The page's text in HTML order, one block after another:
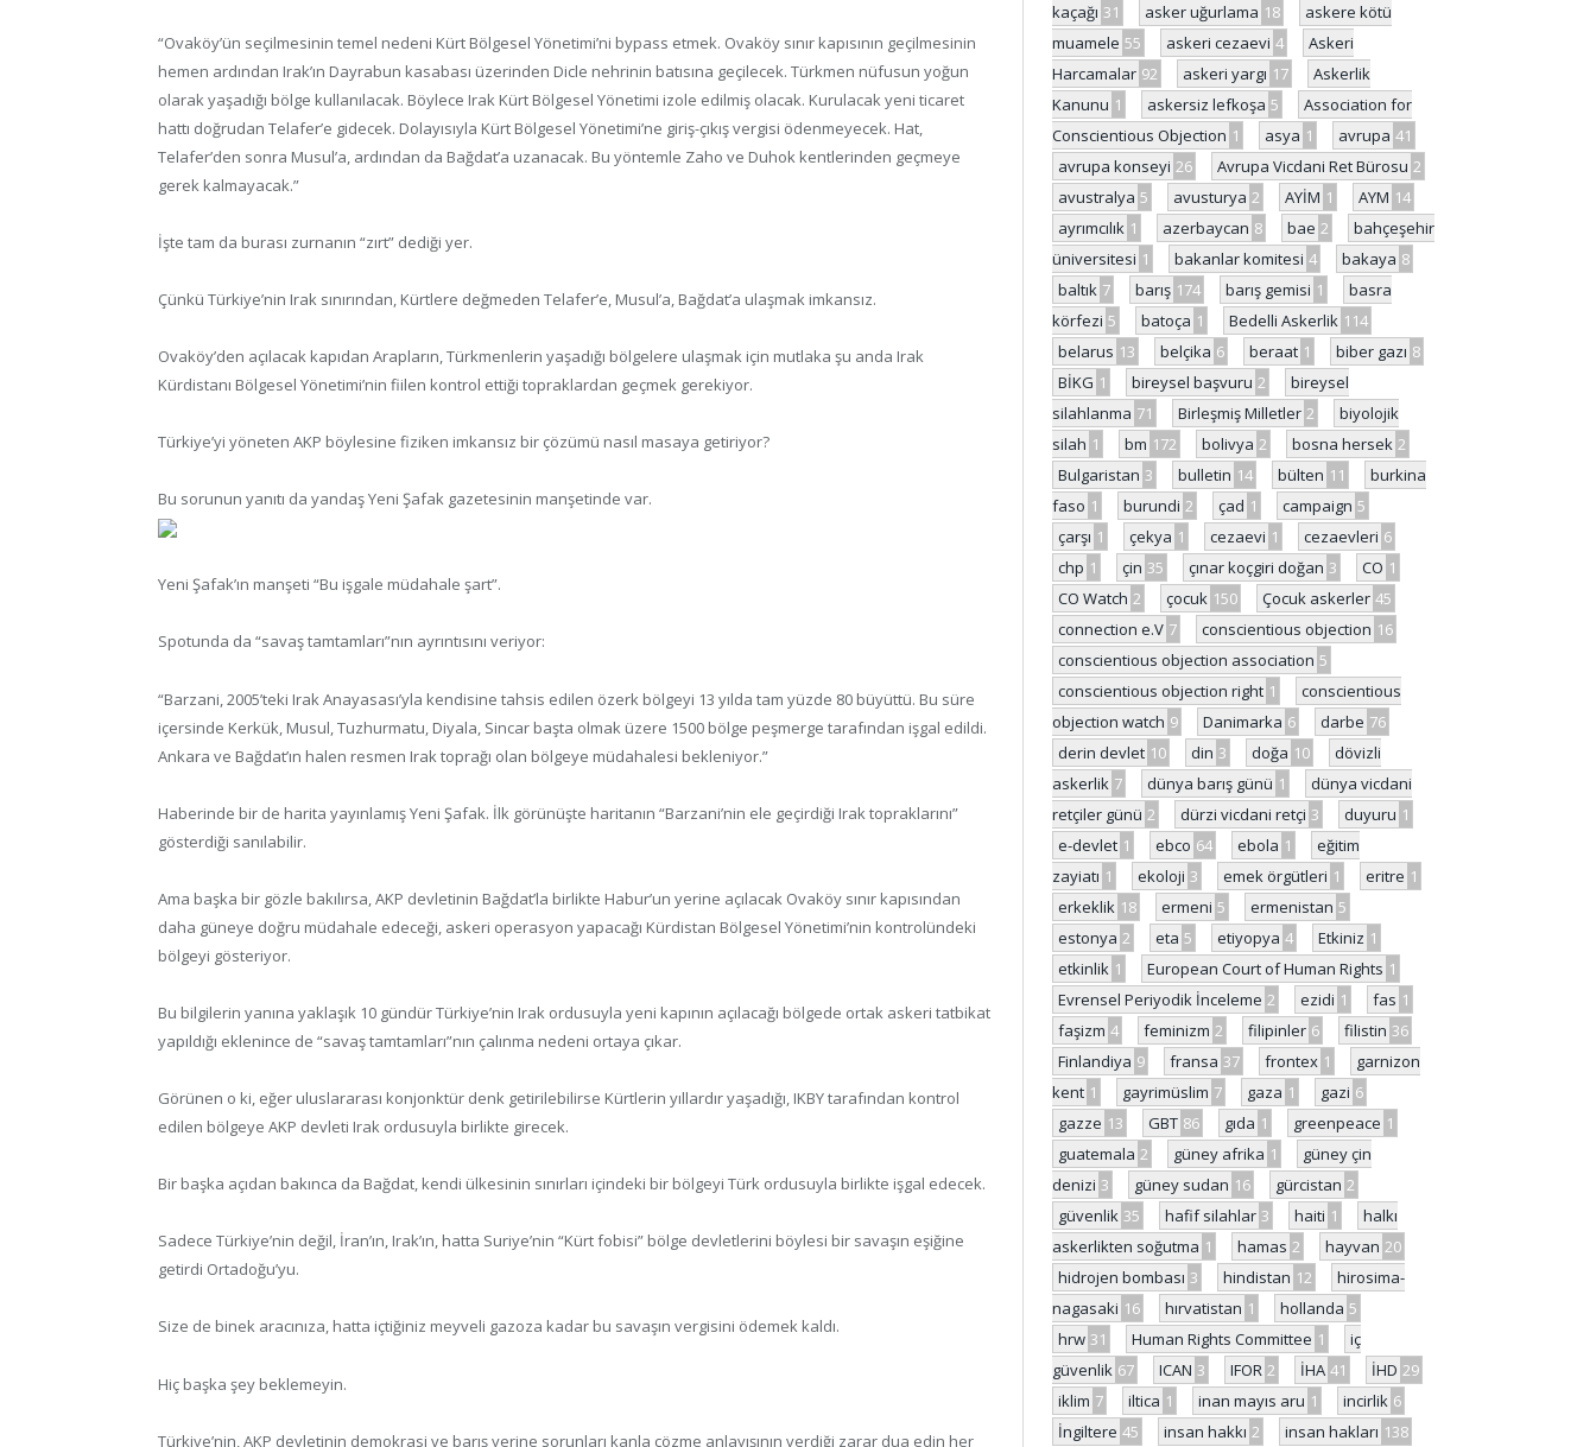
“Ovaköy’ün seçilmesinin temel nedeni Kürt Bölgesel Yönetimi’ni bypass etmek. Ovaköy sınır kapısının geçilmesinin
hemen ardından Irak’ın Dayrabun kasabası üzerinden Dicle nehrinin batısına geçilecek. Türkmen nüfusun yoğun
olarak yaşadığı bölge kullanılacak. Böylece Irak Kürt Bölgesel Yönetimi izole edilmiş olacak. Kurulacak yeni ticaret
hattı doğrudan Telafer’e gidecek. Dolayısıyla Kürt Bölgesel Yönetimi’ne giriş-çıkış vergisi ödenmeyecek. Hat,
Telafer’den sonra Musul’a, ardından da Bağdat’a uzanacak. Bu yöntemle Zaho ve Duhok kentlerinden geçmeye
gerek kalmayacak.”
İşte tam da burası zurnanın “zırt” dediği yer.
Çünkü Türkiye’nin Irak sınırından, Kürtlere değmeden Telafer’e, Musul’a, Bağdat’a ulaşmak imkansız.
Ovaköy’den açılacak kapıdan Arapların, Türkmenlerin yaşadığı bölgelere ulaşmak için mutlaka şu anda Irak
Kürdistanı Bölgesel Yönetimi’nin fiilen kontrol ettiği topraklardan geçmek gerekiyor.
Türkiye’yi yöneten AKP böylesine fiziken imkansız bir çözümü nasıl masaya getiriyor?
Bu sorunun yanıtı da yandaş Yeni Şafak gazetesinin manşetinde var.
Yeni Şafak’ın manşeti “Bu işgale müdahale şart”.
Spotunda da “savaş tamtamları”nın ayrıntısını veriyor:
“Barzani, 2005’teki Irak Anayasası’yla kendisine tahsis edilen özerk bölgeyi 13 yılda tam yüzde 80 büyüttü. Bu süre
içersinde Kerkük, Musul, Tuzhurmatu, Diyala, Sincar başta olmak üzere 1500 bölge peşmerge tarafından işgal edildi.
Ankara ve Bağdat’ın halen resmen Irak toprağı olan bölgeye müdahalesi bekleniyor.”
Haberinde bir de harita yayınlamış Yeni Şafak. İlk görünüşte haritanın “Barzani’nin ele geçirdiği Irak topraklarını”
gösterdiği sanılabilir.
Ama başka bir gözle bakılırsa, AKP devletinin Bağdat’la birlikte Habur’un yerine açılacak Ovaköy sınır kapısından
daha güneye doğru müdahale edeceği, askeri operasyon yapacağı Kürdistan Bölgesel Yönetimi’nin kontrolündeki
bölgeyi gösteriyor.
Bu bilgilerin yanına yaklaşık 10 gündür Türkiye’nin Irak ordusuyla yeni kapının açılacağı bölgede ortak askeri tatbikat
yapıldığı eklenince de “savaş tamtamları”nın çalınma nedeni ortaya çıkar.
Görünen o ki, eğer uluslararası konjonktür denk getirilebilirse Kürtlerin yıllardır yaşadığı, IKBY tarafından kontrol
edilen bölgeye AKP devleti Irak ordusuyla birlikte girecek.
Bir başka açıdan bakınca da Bağdat, kendi ülkesinin sınırları içindeki bir bölgeyi Türk ordusuyla birlikte işgal edecek.
Sadece Türkiye’nin değil, İran’ın, Irak’ın, hatta Suriye’nin “Kürt fobisi” bölge devletlerini böylesi bir savaşın eşiğine
getirdi Ortadoğu’yu.
Size de binek aracınıza, hatta içtiğiniz meyveli gazoza kadar bu savaşın vergisini ödemek kaldı.
Hiç başka şey beklemeyin.
Türkiye’nin, AKP devletinin demokrasi ve barış yerine sorunları kanla çözme anlayışının verdiği zarar dua edin her
kaçağı 31 asker uğurlama 18
askere kötü
muamele 55 askeri cezaevi 4
Askeri
Harcamalar 92 askeri yargı 17
Askerlik
Kanunu 1 askersiz lefkoşa 5
Association for
Conscientious Objection 1 asya 1 avrupa 41
avrupa konseyi 26 Avrupa Vicdani Ret Bürosu 2
avustralya 5 avusturya 2 AYİM 1 AYM 14
ayrımcılık 1 azerbaycan 8 bae 2
bahçeşehir
üniversitesi 1 bakanlar komitesi 4 bakaya 8
baltık 7 barış 174 barış gemisi 1
basra
körfezi 5 batoça 1 Bedelli Askerlik 114
belarus 13 belçika 6 beraat 1 biber gazı 8
BİKG 1 bireysel başvuru 2
bireysel
silahlanma 71 Birleşmiş Milletler 2
biyolojik
silah 1 bm 172 bolivya 2 bosna hersek 2
Bulgaristan 3 bulletin 14 bülten 11
burkina
faso 1 burundi 2 çad 1 campaign 5
çarşı 1 çekya 1 cezaevi 1 cezaevleri 6
chp 1 çin 35 çınar koçgiri doğan 3 CO 1
CO Watch 2 çocuk 150 Çocuk askerler 45
connection e.V 7 conscientious objection 16
conscientious objection association 5
conscientious objection right 1
conscientious
objection watch 9 Danimarka 6 darbe 76
derin devlet 10 din 3 doğa 10
dövizli
askerlik 7 dünya barış günü 1
dünya vicdani
retçiler günü 2 dürzi vicdani retçi 3 duyuru 1
e-devlet 1 ebco 64 ebola 1
eğitim
zayiatı 1 ekoloji 3 emek örgütleri 1 eritre 1
erkeklik 18 ermeni 5 ermenistan 5
estonya 2 eta 5 etiyopya 4 Etkiniz 1
etkinlik 1 European Court of Human Rights 1
Evrensel Periyodik İnceleme 2 ezidi 1 fas 1
faşizm 4 feminizm 2 filipinler 6 filistin 36
Finlandiya 9 fransa 37 frontex 1
garnizon
kent 1 gayrimüslim 7 gaza 1 gazi 6
gazze 13 GBT 86 gıda 1 greenpeace 1
guatemala 2 güney afrika 1
güney çin
denizi 3 güney sudan 16 gürcistan 2
güvenlik 35 hafif silahlar 3 haiti 1
halkı
askerlikten soğutma 1 hamas 2 hayvan 20
hidrojen bombası 3 hindistan 12
hirosima-
nagasaki 16 hırvatistan 1 hollanda 5
hrw 31 Human Rights Committee 1
iç
güvenlik 67 ICAN 3 IFOR 2 İHA 41 İHD 29
iklim 7 iltica 1 inan mayıs aru 1 incirlik 6
İngiltere 45 insan hakkı 2 insan hakları 138